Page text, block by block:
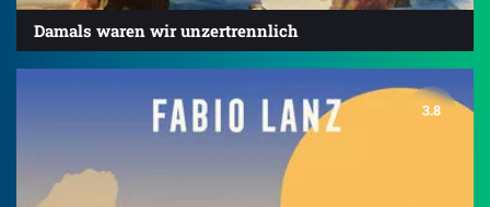
Damals waren wir unzertrennlich
3.8